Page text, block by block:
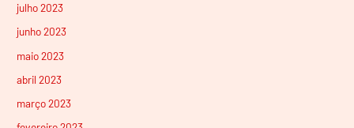
julho 2023
junho 2023
maio 2023
abril 2023
março 2023